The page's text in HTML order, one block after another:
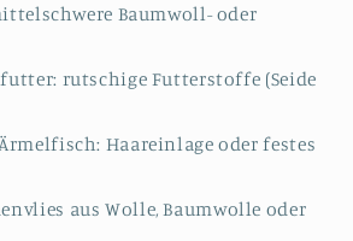
Baumwoll- oder
rutschige Futterstoffe (Seide
Haareinlage oder festes
aus Wolle, Baumwolle oder